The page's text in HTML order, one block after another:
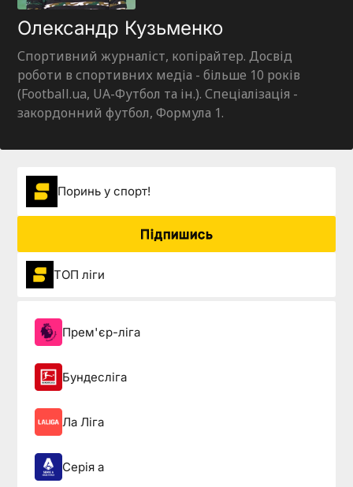
Олександр Кузьменко
Спортивний журналіст, копірайтер. Досвід
роботи в спортивних медіа - більше 10 років
(Football.ua, UA-Футбол та ін.). Спеціалізація -
закордонний футбол, Формула 1.
Поринь у спорт!
Підпишись
ТОП ліги
Прем'єр-ліга
Бундесліга
Ла Ліга
Серія а